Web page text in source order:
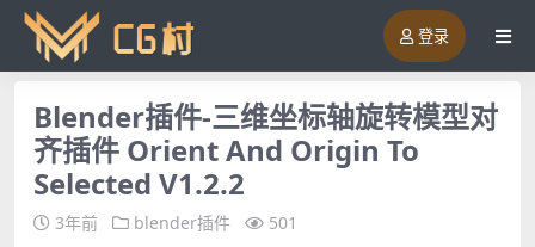
登录
Blender插件-三维坐标轴旋转模型对
齐插件 Orient And Origin To
Selected V1.2.2
3年前 blender插件 501